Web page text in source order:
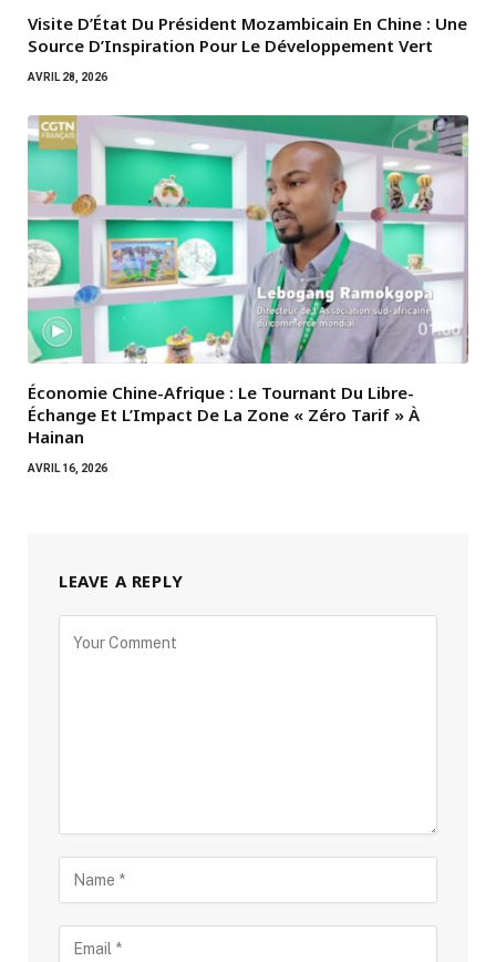
Visite D’État Du Président Mozambicain En Chine : Une
Source D’Inspiration Pour Le Développement Vert
AVRIL 28, 2026
Économie Chine-Afrique : Le Tournant Du Libre-
Échange Et L’Impact De La Zone « Zéro Tarif » À
Hainan
AVRIL 16, 2026
LEAVE A REPLY